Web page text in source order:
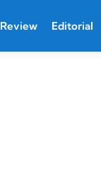
Review Editorial